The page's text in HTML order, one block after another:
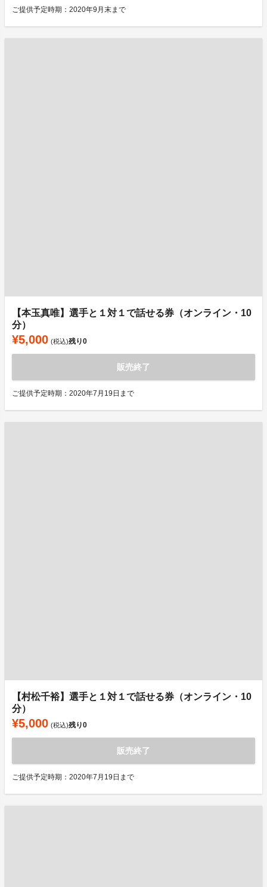
ご提供予定時期：2020年9月末まで
【本玉真唯】選手と１対１で話せる券（オンライン・10
分）
¥5,000 (税込)残り0
販売終了
ご提供予定時期：2020年7月19日まで
【村松千裕】選手と１対１で話せる券（オンライン・10
分）
¥5,000 (税込)残り0
販売終了
ご提供予定時期：2020年7月19日まで